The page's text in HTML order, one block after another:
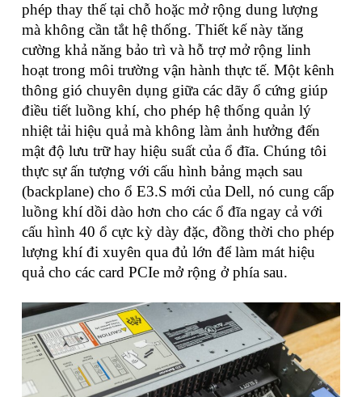
phép thay thế tại chỗ hoặc mở rộng dung lượng
mà không cần tắt hệ thống. Thiết kế này tăng
cường khả năng bảo trì và hỗ trợ mở rộng linh
hoạt trong môi trường vận hành thực tế. Một kênh
thông gió chuyên dụng giữa các dãy ổ cứng giúp
điều tiết luồng khí, cho phép hệ thống quản lý
nhiệt tải hiệu quả mà không làm ảnh hưởng đến
mật độ lưu trữ hay hiệu suất của ổ đĩa. Chúng tôi
thực sự ấn tượng với cấu hình bảng mạch sau
(backplane) cho ổ E3.S mới của Dell, nó cung cấp
luồng khí dồi dào hơn cho các ổ đĩa ngay cả với
cấu hình 40 ổ cực kỳ dày đặc, đồng thời cho phép
lượng khí đi xuyên qua đủ lớn để làm mát hiệu
quả cho các card PCIe mở rộng ở phía sau.